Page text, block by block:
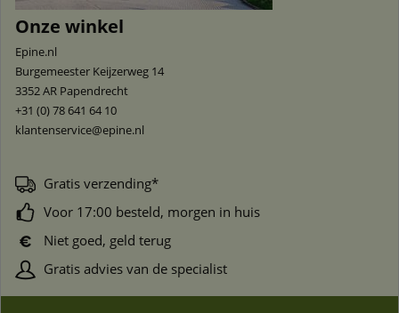
Onze winkel
Epine.nl
Burgemeester Keijzerweg 14
3352 AR Papendrecht
+31 (0) 78 641 64 10
klantenservice@epine.nl
Gratis verzending*
Voor 17:00 besteld, morgen in huis
Niet goed, geld terug
Gratis advies van de specialist